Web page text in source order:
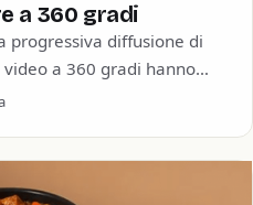
a 360 gradi
progressiva diffusione di
a 360 gradi hanno